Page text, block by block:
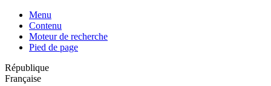
Menu
Contenu
Moteur de recherche
Pied de page
République
Française